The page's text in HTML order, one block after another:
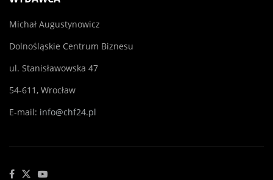
Michał Augustynowicz
Dolnośląskie Centrum Biznesu
ul. Stanisławowska 47
54-611, Wrocław
E-mail: info@chf24.pl